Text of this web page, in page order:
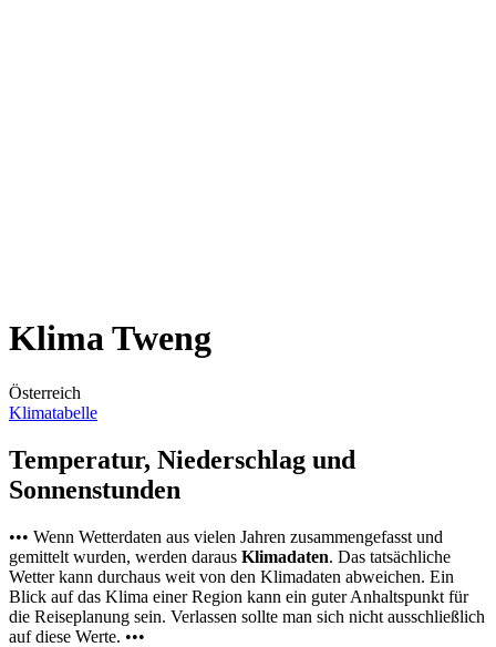
Klima Tweng
Österreich
Klimatabelle
Temperatur, Niederschlag und
Sonnenstunden
••• Wenn Wetterdaten aus vielen Jahren zusammengefasst und
gemittelt wurden, werden daraus Klimadaten. Das tatsächliche
Wetter kann durchaus weit von den Klimadaten abweichen. Ein
Blick auf das Klima einer Region kann ein guter Anhaltspunkt für
die Reiseplanung sein. Verlassen sollte man sich nicht ausschließlich
auf diese Werte. •••